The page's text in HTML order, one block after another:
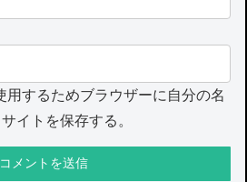
用するためブラウザーに自分の名
イトを保存する。